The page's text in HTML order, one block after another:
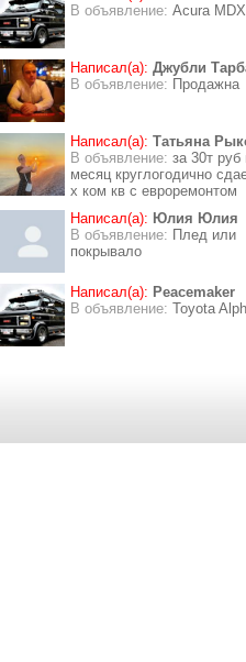
В объявление: Acura MDX
Написал(а): Джубли
В объявление: Продажна
Написал(а): Татьяна
В объявление: за 30т руб
месяц круглогодично
х ком кв с евроремонтом
Написал(а): Юлия Юлия
В объявление: Плед или
покрывало
Написал(а): Peacemaker
В объявление: Toyota